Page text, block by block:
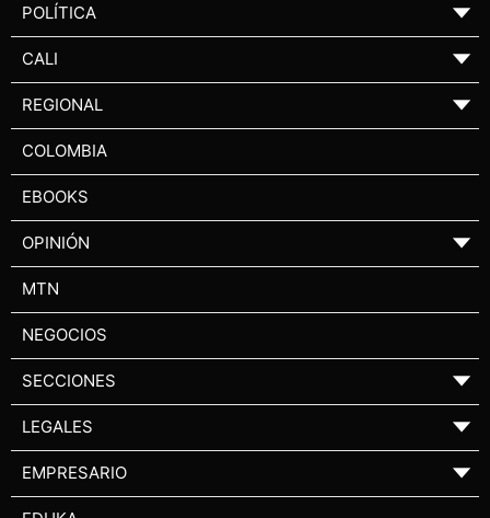
POLÍTICA ▼
CALI ▼
REGIONAL ▼
COLOMBIA
EBOOKS
OPINIÓN ▼
MTN
NEGOCIOS
SECCIONES ▼
LEGALES ▼
EMPRESARIO ▼